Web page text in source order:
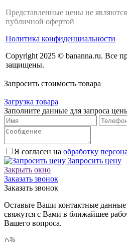
Представленные цены не являются
публичной офертой
Политика конфиденциальности
Copyright 2025 © bananna.ru. Все
защищены.
Запросить стоимость товара
Загрузка товара
Заполните данные для запроса
Я согласен на обработку
Запросить цену
Закрыть окно
Заказать звонок
Заказать звонок
Оставьте Ваши контактные
свяжутся с Вами в ближайшее
Вашего вопроса.